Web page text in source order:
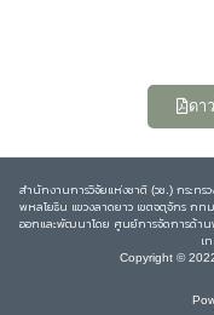
ดา
สำนักงานการวิจัยแห่งชาติ (วช.) กระท
พหลโยธิน แขวงลาดยาว เขตจตุจักร ก
ออกและพัฒนาโดย ศูนย์การจัดการด้า
เ
Copyright ©